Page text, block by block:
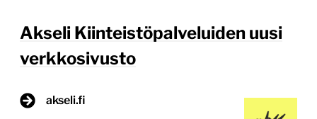
Akseli Kiinteistöpalveluiden uusi
verkkosivusto
akseli.fi